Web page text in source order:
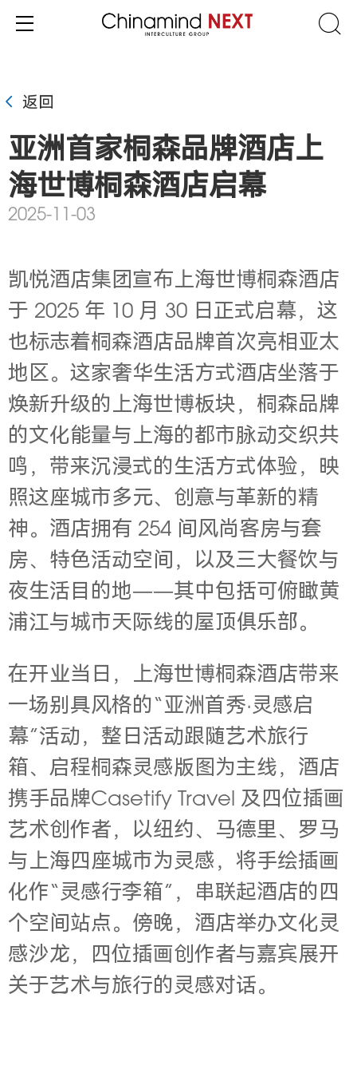
返回
亚洲首家桐森品牌酒店上
海世博桐森酒店启幕
2025-11-03
凯悦酒店集团宣布上海世博桐森酒店
于 2025 年 10 月 30 日正式启幕，这
也标志着桐森酒店品牌首次亮相亚太
地区。这家奢华生活方式酒店坐落于
焕新升级的上海世博板块，桐森品牌
的文化能量与上海的都市脉动交织共
鸣，带来沉浸式的生活方式体验，映
照这座城市多元、创意与革新的精
神。酒店拥有 254 间风尚客房与套
房、特色活动空间，以及三大餐饮与
夜生活目的地——其中包括可俯瞰黄
浦江与城市天际线的屋顶俱乐部。
在开业当日，上海世博桐森酒店带来
一场别具风格的“亚洲首秀·灵感启
幕”活动，整日活动跟随艺术旅行
箱、启程桐森灵感版图为主线，酒店
携手品牌Casetify Travel 及四位插画
艺术创作者，以纽约、马德里、罗马
与上海四座城市为灵感，将手绘插画
化作“灵感行李箱”，串联起酒店的四
个空间站点。傍晚，酒店举办文化灵
感沙龙，四位插画创作者与嘉宾展开
关于艺术与旅行的灵感对话。